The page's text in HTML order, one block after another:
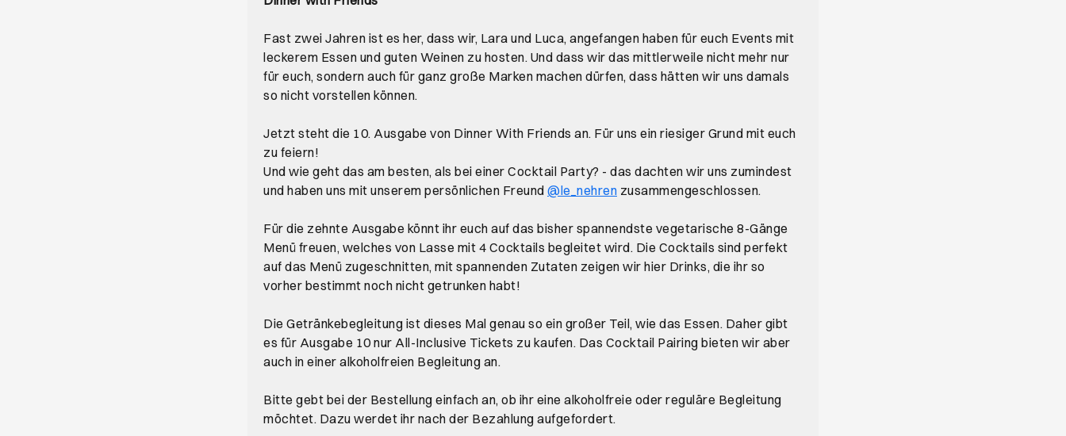
Fast zwei Jahren ist es her, dass wir, Lara und Luca, angefangen haben für euch Events mit
leckerem Essen und guten Weinen zu hosten. Und dass wir das mittlerweile nicht mehr nur
für euch, sondern auch für ganz große Marken machen dürfen, dass hätten wir uns damals
so nicht vorstellen können.
Jetzt steht die 10. Ausgabe von Dinner With Friends an. Für uns ein riesiger Grund mit euch
zu feiern!
Und wie geht das am besten, als bei einer Cocktail Party? - das dachten wir uns zumindest
und haben uns mit unserem persönlichen Freund @le_nehrenÖffnet ein neues Browser-Tab
zusammengeschlossen.
Für die zehnte Ausgabe könnt ihr euch auf das bisher spannendste vegetarische 8-Gänge
Menü freuen, welches von Lasse mit 4 Cocktails begleitet wird. Die Cocktails sind perfekt
auf das Menü zugeschnitten, mit spannenden Zutaten zeigen wir hier Drinks, die ihr so
vorher bestimmt noch nicht getrunken habt!
Die Getränkebegleitung ist dieses Mal genau so ein großer Teil, wie das Essen. Daher gibt
es für Ausgabe 10 nur All-Inclusive Tickets zu kaufen. Das Cocktail Pairing bieten wir aber
auch in einer alkoholfreien Begleitung an.
Bitte gebt bei der Bestellung einfach an, ob ihr eine alkoholfreie oder reguläre Begleitung
möchtet. Dazu werdet ihr nach der Bezahlung aufgefordert.